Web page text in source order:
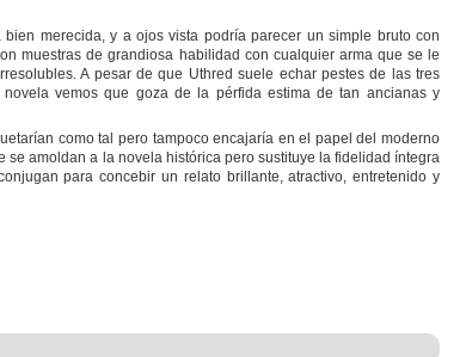
merecida, y a ojos vista podría parecer un simple bruto con
muestras de grandiosa habilidad con cualquier arma que se le
A pesar de que Uthred suele echar pestes de las tres
vemos que goza de la pérfida estima de tan ancianas y
como tal pero tampoco encajaría en el papel del moderno
amoldan a la novela histórica pero sustituye la fidelidad íntegra
para concebir un relato brillante, atractivo, entretenido y